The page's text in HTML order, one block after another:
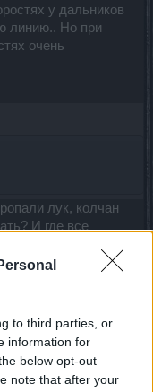
to third parties, or
information for
below opt-out
note that after your
у дальников
линию.. Но при
очень
лук, колчан
И где все